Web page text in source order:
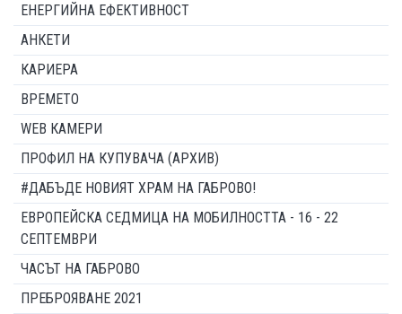
ЕНЕРГИЙНА ЕФЕКТИВНОСТ
АНКЕТИ
КАРИЕРА
ВРЕМЕТО
WEB КАМЕРИ
ПРОФИЛ НА КУПУВАЧА (АРХИВ)
#ДАБЪДЕ НОВИЯТ ХРАМ НА ГАБРОВО!
ЕВРОПЕЙСКА СЕДМИЦА НА МОБИЛНОСТТА - 16 - 22
СЕПТЕМВРИ
ЧАСЪТ НА ГАБРОВО
ПРЕБРОЯВАНЕ 2021